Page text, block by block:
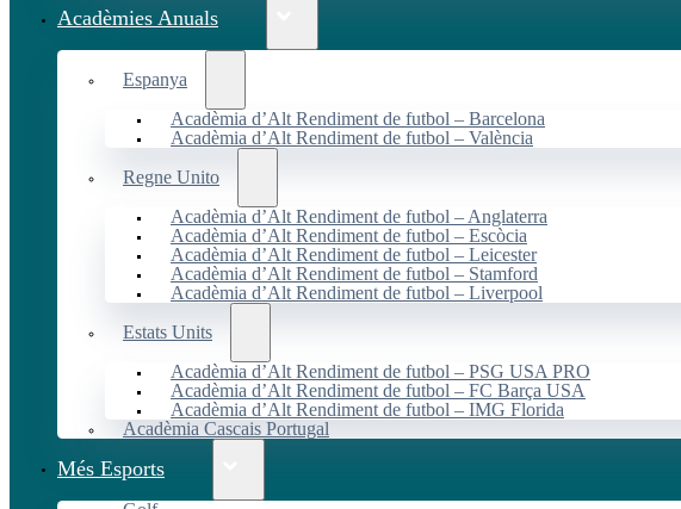
Acadèmies Anuals
Espanya
Acadèmia d’Alt Rendiment de futbol – Barcelona
Acadèmia d’Alt Rendiment de futbol – València
Regne Unito
Acadèmia d’Alt Rendiment de futbol – Anglaterra
Acadèmia d’Alt Rendiment de futbol – Escòcia
Acadèmia d’Alt Rendiment de futbol – Leicester
Acadèmia d’Alt Rendiment de futbol – Stamford
Acadèmia d’Alt Rendiment de futbol – Liverpool
Estats Units
Acadèmia d’Alt Rendiment de futbol – PSG USA PRO
Acadèmia d’Alt Rendiment de futbol – FC Barça USA
Acadèmia d’Alt Rendiment de futbol – IMG Florida
Acadèmia Cascais Portugal
Més Esports